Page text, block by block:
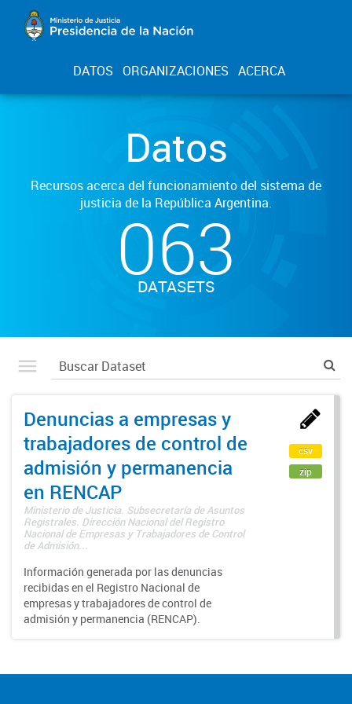
DATOS ORGANIZACIONES ACERCA
Datos
Recursos acerca del funcionamiento del sistema de
justicia de la República Argentina.
063
DATASETS
Denuncias a empresas y
trabajadores de control de
admisión y permanencia
en RENCAP
Ministerio de Justicia. Subsecretaría de Asuntos
Registrales. Dirección Nacional del Registro
Nacional de Empresas y Trabajadores de Control
de Admisión...
Información generada por las denuncias
recibidas en el Registro Nacional de
empresas y trabajadores de control de
admisión y permanencia (RENCAP).
csv
zip